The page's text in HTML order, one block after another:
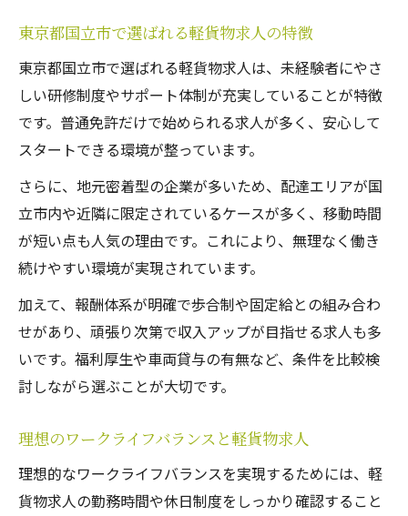
東京都国立市で選ばれる軽貨物求人の特徴
東京都国立市で選ばれる軽貨物求人は、未経験者にやさ
しい研修制度やサポート体制が充実していることが特徴
です。普通免許だけで始められる求人が多く、安心して
スタートできる環境が整っています。
さらに、地元密着型の企業が多いため、配達エリアが国
立市内や近隣に限定されているケースが多く、移動時間
が短い点も人気の理由です。これにより、無理なく働き
続けやすい環境が実現されています。
加えて、報酬体系が明確で歩合制や固定給との組み合わ
せがあり、頑張り次第で収入アップが目指せる求人も多
いです。福利厚生や車両貸与の有無など、条件を比較検
討しながら選ぶことが大切です。
理想のワークライフバランスと軽貨物求人
理想的なワークライフバランスを実現するためには、軽
貨物求人の勤務時間や休日制度をしっかり確認すること